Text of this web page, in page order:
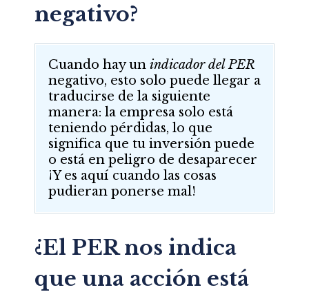
negativo?
Cuando hay un indicador del PER
negativo, esto solo puede llegar a
traducirse de la siguiente
manera: la empresa solo está
teniendo pérdidas, lo que
significa que tu inversión puede
o está en peligro de desaparecer
¡Y es aquí cuando las cosas
pudieran ponerse mal!
¿El PER nos indica
que una acción está